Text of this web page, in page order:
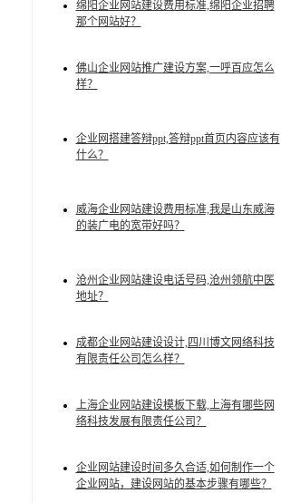
绵阳企业网站建设费用标准,绵阳企业招聘
那个网站好？
佛山企业网站推广建设方案,一呼百应怎么
样？
企业网搭建答辩ppt,答辩ppt首页内容应该有
什么？
威海企业网站建设费用标准,我是山东威海
的装广电的宽带好吗？
沧州企业网站建设电话号码,沧州领航中医
地址？
成都企业网站建设设计,四川博文网络科技
有限责任公司怎么样？
上海企业网站建设模板下载,上海有哪些网
络科技发展有限责任公司？
企业网站建设时间多久合适,如何制作一个
企业网站，建设网站的基本步骤有哪些？